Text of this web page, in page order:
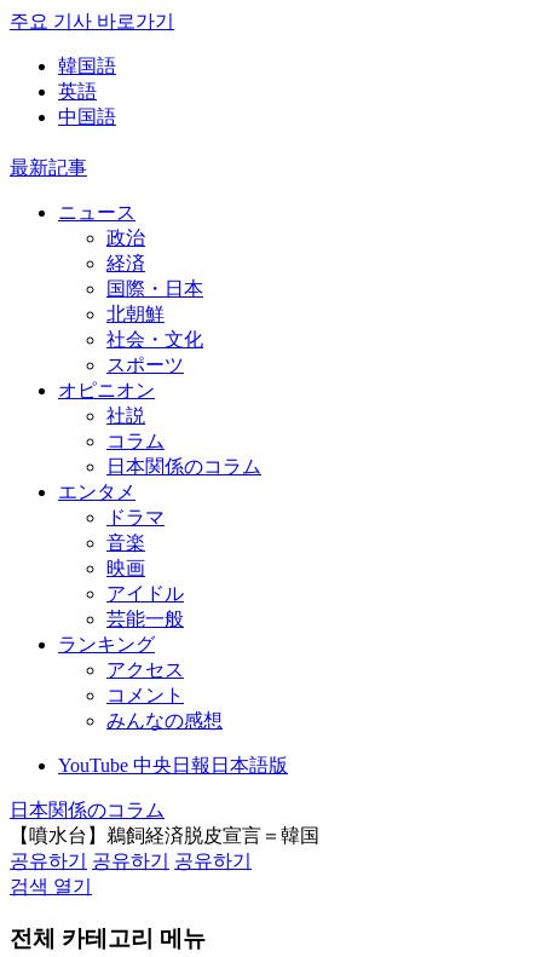
주요 기사 바로가기
韓国語
英語
中国語
最新記事
ニュース
政治
経済
国際・日本
北朝鮮
社会・文化
スポーツ
オピニオン
社説
コラム
日本関係のコラム
エンタメ
ドラマ
音楽
映画
アイドル
芸能一般
ランキング
アクセス
コメント
みんなの感想
YouTube 中央日報日本語版
日本関係のコラム
【噴水台】鵜飼経済脱皮宣言＝韓国
공유하기
공유하기
공유하기
검색 열기
전체 카테고리 메뉴